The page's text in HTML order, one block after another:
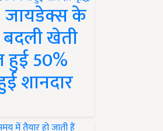
जायडेक्स के
बदली खेती
हुई 50%
शानदार